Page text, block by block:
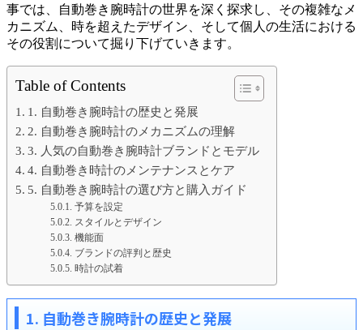
事では、自動巻き腕時計の世界を深く探求し、その複雑なメ
カニズム、時を超えたデザイン、そして個人の生活における
その役割について掘り下げていきます。
Table of Contents
1. 自動巻き腕時計の歴史と発展
2. 自動巻き腕時計のメカニズムの理解
3. 人気の自動巻き腕時計ブランドとモデル
4. 自動巻き時計のメンテナンスとケア
5. 自動巻き腕時計の選び方と購入ガイド
予算を設定
スタイルとデザイン
機能面
ブランドの評判と歴史
時計の試着
1. 自動巻き腕時計の歴史と発展